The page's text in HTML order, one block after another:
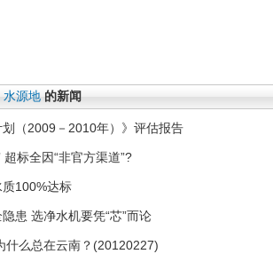
水源地 的新闻
划（2009－2010年）》评估报告
超标全因“非官方渠道”?
100%达标
患 选净水机要凭“芯”而论
什么总在云南？(20120227)